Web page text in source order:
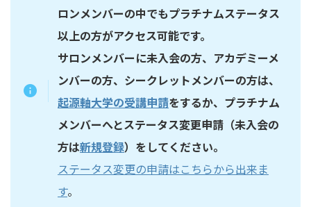
ロンメンバーの中でもプラチナムステータス
以上の方がアクセス可能です。
サロンメンバーに未入会の方、 アカデミーメ
ンバーの方、シークレットメンバーの方は、
起源軸大学の受講申請をするか、プラチナム
メンバーへとステータス変更申請（未入会の
方は新規登録）をしてください。
ステータス変更の申請はこちらから出来ま
す。